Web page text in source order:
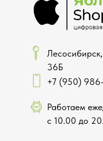
36Б
+7 (950)
Работаем
с 10.00 до